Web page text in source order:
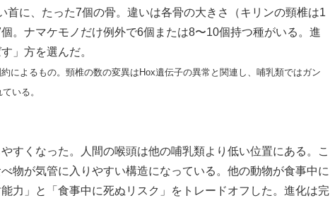
首に、たった7個の骨。違いは各骨の大きさ（キリンの頸椎は1
。ナマケモノだけ例外で6個または8〜10個持つ種がいる。進
」方を選んだ。
によるもの。頸椎の数の変異はHox遺伝子の異常と関連し、哺乳類ではガン
いる。
すくなった。人間の喉頭は他の哺乳類より低い位置にある。こ
物が気管に入りやすい構造になっている。他の動物が食事中に
力」と「食事中に死ぬリスク」をトレードオフした。進化は完